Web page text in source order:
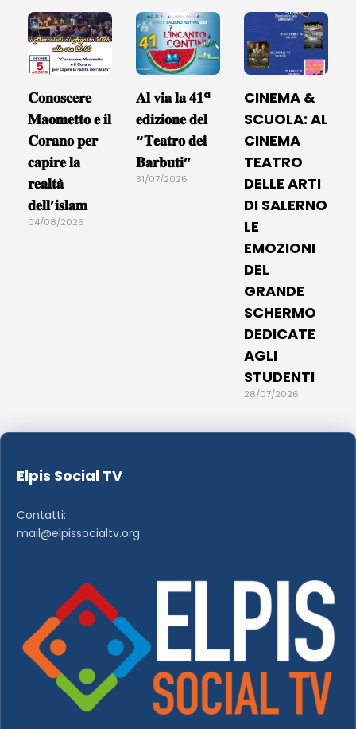
𝐂𝐨𝐧𝐨𝐬𝐜𝐞𝐫𝐞
𝐌𝐚𝐨𝐦𝐞𝐭𝐭𝐨 𝐞 𝐢𝐥
𝐂𝐨𝐫𝐚𝐧𝐨 𝐩𝐞𝐫
𝐜𝐚𝐩𝐢𝐫𝐞 𝐥𝐚
𝐫𝐞𝐚𝐥𝐭𝐚̀
𝐝𝐞𝐥𝐥’𝐢𝐬𝐥𝐚𝐦
04/08/2026
𝐀𝐥 𝐯𝐢𝐚 𝐥𝐚 𝟒𝟏ª
𝐞𝐝𝐢𝐳𝐢𝐨𝐧𝐞 𝐝𝐞𝐥
“𝐓𝐞𝐚𝐭𝐫𝐨 𝐝𝐞𝐢
𝐁𝐚𝐫𝐛𝐮𝐭𝐢”
31/07/2026
CINEMA &
SCUOLA: AL
CINEMA
TEATRO
DELLE ARTI
DI SALERNO
LE
EMOZIONI
DEL
GRANDE
SCHERMO
DEDICATE
AGLI
STUDENTI
28/07/2026
Elpis Social TV
Contatti:
mail@elpissocialtv.org